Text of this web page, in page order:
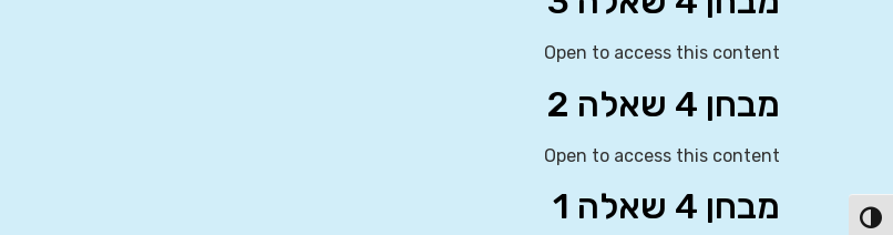
הפעל/כבה ניגודיות גבוהה
Open to access this content
מבחן 4 שאלה 2
Open to access this content
מבחן 4 שאלה 1